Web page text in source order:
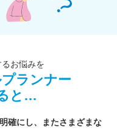
お悩みを
ランナー
と…
確にし、またさまざまな